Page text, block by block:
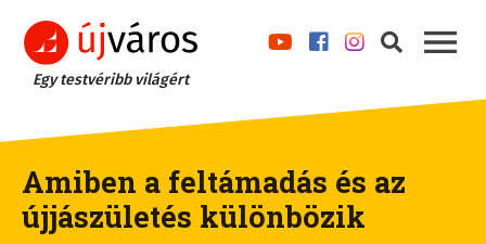
Egy testvéribb világért
Amiben a feltámadás és az
újjászületés különbözik